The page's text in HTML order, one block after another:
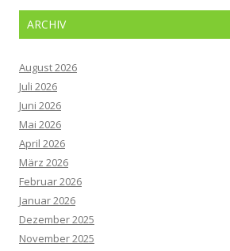
ARCHIV
August 2026
Juli 2026
Juni 2026
Mai 2026
April 2026
März 2026
Februar 2026
Januar 2026
Dezember 2025
November 2025